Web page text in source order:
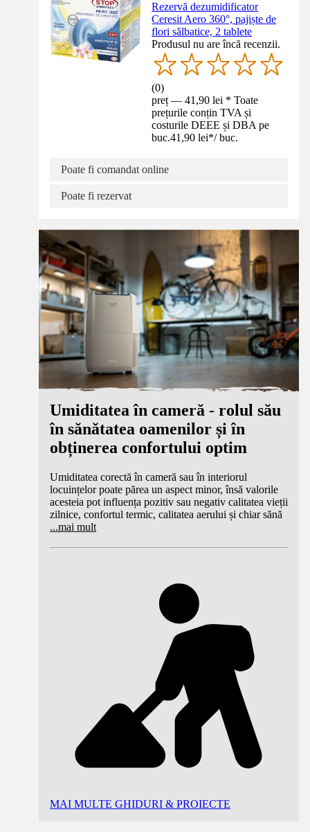
Rezervă dezumidificator
Ceresit Aero 360°, pajiște de
flori sălbatice, 2 tablete
Produsul nu are încă recenzii.
(0)
preț — 41,90 lei * Toate
prețurile conțin TVA și
costurile DEEE și DBA pe
buc.41,90 lei*/ buc.
Poate fi comandat online
Poate fi rezervat
Sfaturi
Umiditatea în cameră - rolul său
în sănătatea oamenilor și în
obținerea confortului optim
Umiditatea corectă în cameră sau în interiorul
locuințelor poate părea un aspect minor, însă valorile
acesteia pot influența pozitiv sau negativ calitatea vieții
zilnice, confortul termic, calitatea aerului și chiar sănă
...mai mult
MAI MULTE GHIDURI & PROIECTE